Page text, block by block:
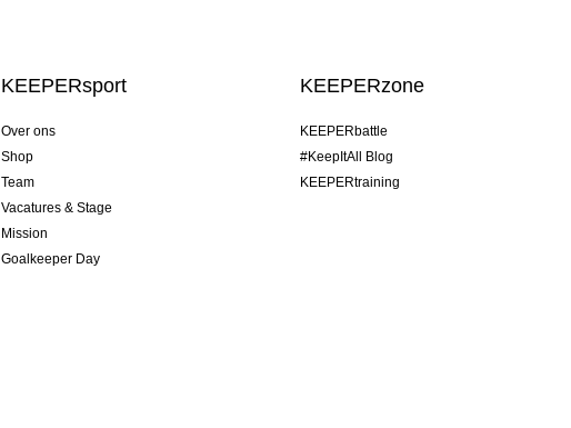
KEEPERsport
Over ons
Shop
Team
Vacatures & Stage
Mission
Goalkeeper Day
KEEPERzone
KEEPERbattle
#KeepItAll Blog
KEEPERtraining